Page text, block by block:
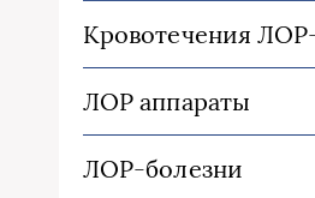
Кровотечения
ЛОР аппараты
ЛОР-болезни